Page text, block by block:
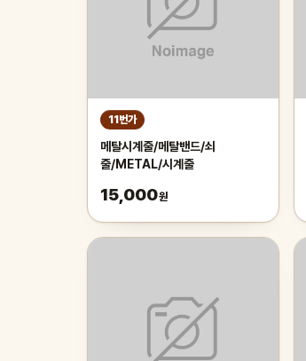
11번가
메탈시계줄/메탈밴드/쇠
줄/METAL/시계줄
15,000원